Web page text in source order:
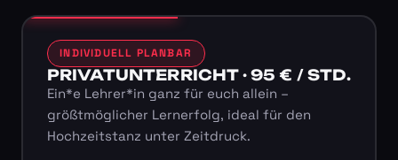
INDIVIDUELL PLANBAR
PRIVATUNTERRICHT · 95 € / STD.
Ein*e Lehrer*in ganz für euch allein –
größtmöglicher Lernerfolg, ideal für den
Hochzeitstanz unter Zeitdruck.